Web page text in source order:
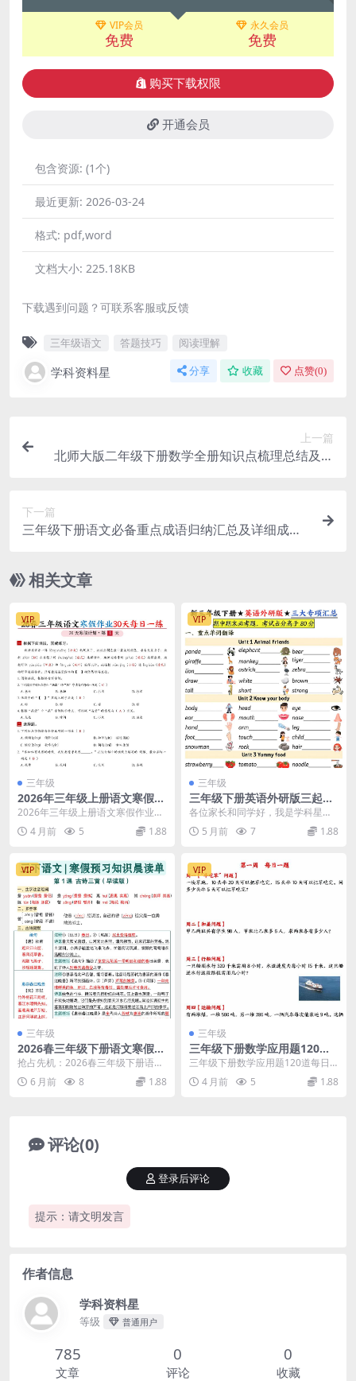
VIP会员
免费
永久会员
免费
购买下载权限
开通会员
包含资源: (1个)
最近更新: 2026-03-24
格式: pdf,word
文档大小: 225.18KB
下载遇到问题？可联系客服或反馈
三年级语文 答题技巧 阅读理解
学科资料星 分享 收藏 点赞(0)
上一篇
北师大版二年级下册数学全册知识点梳理总结及重
下一篇
三年级下册语文必备重点成语归纳汇总及详细成语
相关文章
VIP
三年级
2026年三年级上册语文寒假作
业每日一练带答案（42页高清
2026年三年级上册语文寒假作业：
30天每日一练打卡方案 为了帮助孩
子在寒假期间...
4 月前 5 1.88
VIP
三年级
三年级下册英语外研版三起点
三大专项知识汇总期末同步复
各位家长和同学好，我是学科星。
进入三年级下册英语的学习，外研
版教材的知识量与语法...
5 月前 7 1.88
VIP
三年级
2026春三年级下册语文寒假预
习全册每课知识点晨读单34页
抢占先机：2026春三年级下册语文
寒假预习每课知识点晨读单深度解
析 大家好，我是...
6 月前 8 1.88
VIP
三年级
三年级下册数学应用题120道
每日一练同步强化训练电子版
三年级下册数学应用题120道每日
一练专项资料推荐 各位家长和同学
们好，我是学科星...
4 月前 5 1.88
评论(0)
提示：请文明发言
登录后评论
作者信息
学科资料星
等级 普通用户
785
文章
0
评论
0
收藏